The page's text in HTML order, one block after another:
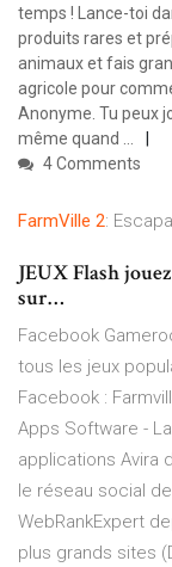
temps ! Lance-toi
produits rares et
animaux et fais
agricole pour
Anonyme. Tu peux
même quand ...
4 Comments
FarmVille 2:
JEUX Flash
sur…
Facebook
tous les jeux
Facebook :
Apps Software -
applications Avira
le réseau social
WebRankExpert
plus grands sites